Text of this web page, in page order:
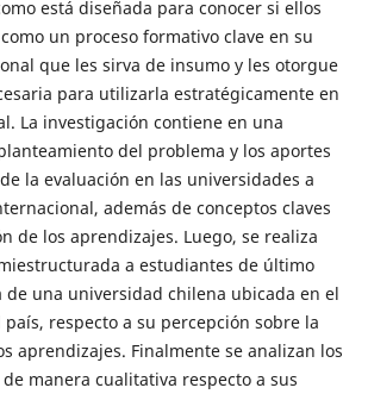
está diseñada para conocer si ellos
un proceso formativo clave en su
que les sirva de insumo y les otorgue
para utilizarla estratégicamente en
La investigación contiene en una
del problema y los aportes
la evaluación en las universidades a
además de conceptos claves
de los aprendizajes. Luego, se realiza
a estudiantes de último
de una universidad chilena ubicada en el
respecto a su percepción sobre la
aprendizajes. Finalmente se analizan los
manera cualitativa respecto a sus